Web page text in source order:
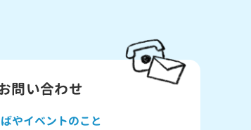
問い合わせ
やイベントのこと